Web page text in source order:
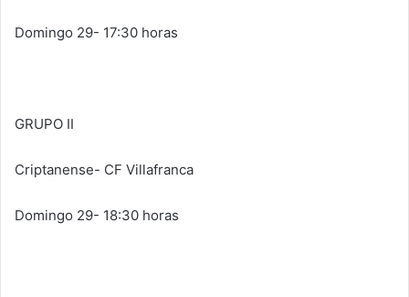
Domingo 29- 17:30 horas
GRUPO II
Criptanense- CF Villafranca
Domingo 29- 18:30 horas